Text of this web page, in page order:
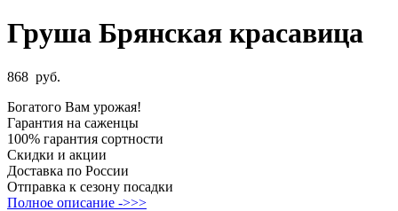
Груша Брянская красавица
868 руб.
Богатого Вам урожая!
Гарантия на саженцы
100% гарантия сортности
Скидки и акции
Доставка по России
Отправка к сезону посадки
Полное описание ->>>